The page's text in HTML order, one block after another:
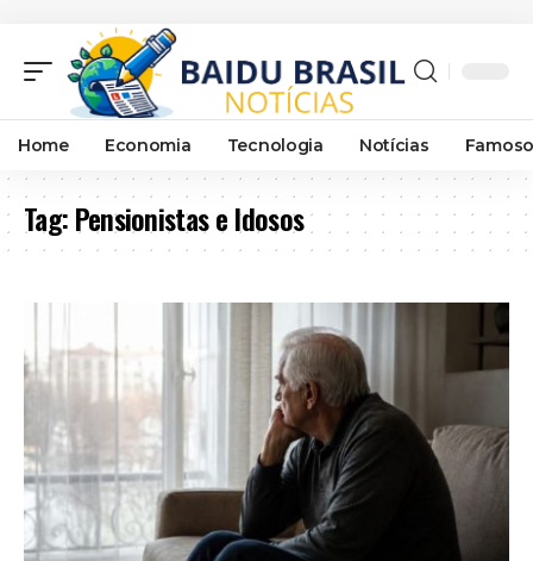
Home Economia Tecnologia Notícias
Tag:Pensionistas e Idosos